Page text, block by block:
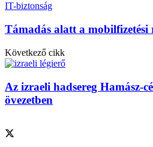
IT-biztonság
Támadás alatt a mobilfizetési
Következő cikk
Az izraeli hadsereg Hamász-
övezetben